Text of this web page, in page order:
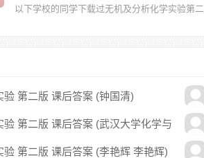
以下学校的同学下载过无机及分析化学实验第
验 第二版 课后答案 (钟国清)
验 第二版 课后答案 (武汉大学化学与
组 编)
验 第二版 课后答案 (李艳辉 李艳辉)